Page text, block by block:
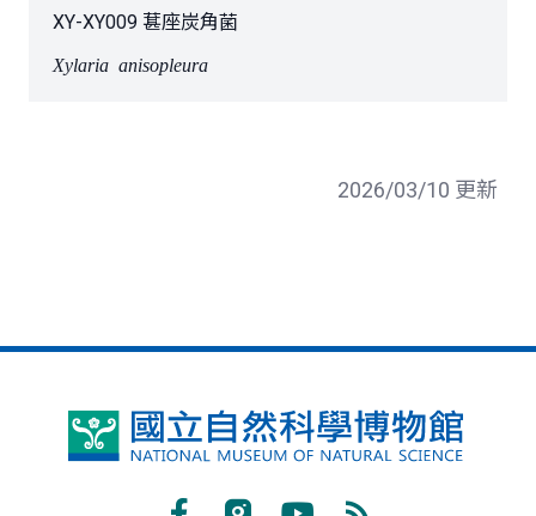
XY-XY009 葚座炭角菌
Xylaria anisopleura
2026/03/10 更新
國